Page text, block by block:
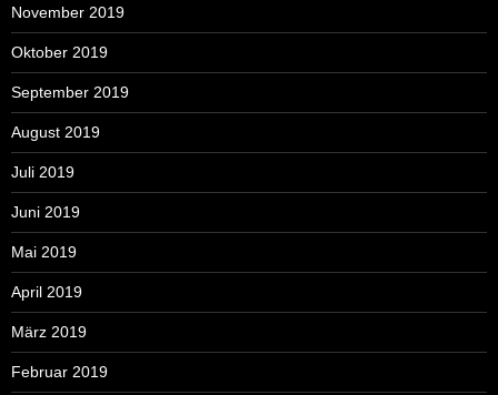
November 2019
Oktober 2019
September 2019
August 2019
Juli 2019
Juni 2019
Mai 2019
April 2019
März 2019
Februar 2019